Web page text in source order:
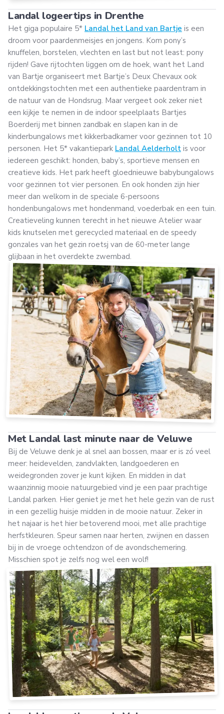
Landal logeertips in Drenthe
Het giga populaire 5* Landal het Land van Bartje is een
droom voor paardenmeisjes en jongens. Kom pony’s
knuffelen, borstelen, vlechten en last but not least: pony
rijden! Gave rijtochten liggen om de hoek, want het Land
van Bartje organiseert met Bartje’s Deux Chevaux ook
ontdekkingstochten met een authentieke paardentram in
de natuur van de Hondsrug. Maar vergeet ook zeker niet
een kijkje te nemen in de indoor speelplaats Bartjes
Boerderij met binnen zandbak en slapen kan in de
kinderbungalows met kikkerbadkamer voor gezinnen tot 10
personen. Het 5* vakantiepark Landal Aelderholt is voor
iedereen geschikt: honden, baby’s, sportieve mensen en
creatieve kids. Het park heeft gloednieuwe babybungalows
voor gezinnen tot vier personen. En ook honden zijn hier
meer dan welkom in de speciale 6-persoons
hondenbungalows met hondenmand, voederbak en een tuin.
Creatieveling kunnen terecht in het nieuwe Atelier waar
kids knutselen met gerecycled materiaal en de speedy
gonzales van het gezin roetsj van de 60-meter lange
glijbaan in het overdekte zwembad.
Met Landal last minute naar de Veluwe
Bij de Veluwe denk je al snel aan bossen, maar er is zó veel
meer: heidevelden, zandvlakten, landgoederen en
weidegronden zover je kunt kijken. En midden in dat
waanzinnig mooie natuurgebied vind je een paar prachtige
Landal parken. Hier geniet je met het hele gezin van de rust
in een gezellig huisje midden in de mooie natuur. Zeker in
het najaar is het hier betoverend mooi, met alle prachtige
herfstkleuren. Speur samen naar herten, zwijnen en dassen
bij in de vroege ochtendzon of de avondschemering.
Misschien spot je zelfs nog wel een wolf!